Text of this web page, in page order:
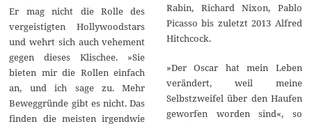
Er mag nicht die Rolle des
vergeistigten Hollywoodstars
und wehrt sich auch vehement
gegen dieses Klischee. »Sie
bieten mir die Rollen einfach
an, und ich sage zu. Mehr
Beweggründe gibt es nicht. Das
finden die meisten irgendwie
Rabin, Richard Nixon, Pablo
Picasso bis zuletzt 2013 Alfred
Hitchcock.
»Der Oscar hat mein Leben
verändert, weil meine
Selbstzweifel über den Haufen
geworfen worden sind«, so